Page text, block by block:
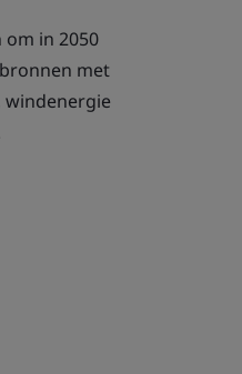
in 2050
met
windenergie